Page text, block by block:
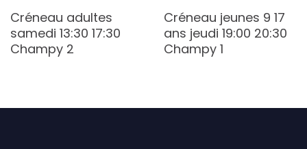
Créneau adultes
samedi 13:30 17:30
Champy 2
Créneau jeunes 9 17
ans jeudi 19:00 20:30
Champy 1